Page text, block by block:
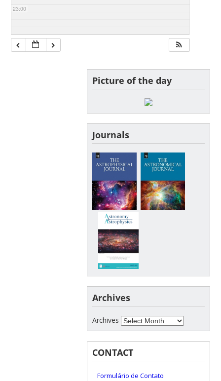
23:00
Picture of the day
Journals
Archives
Archives
CONTACT
Formulário de Contato